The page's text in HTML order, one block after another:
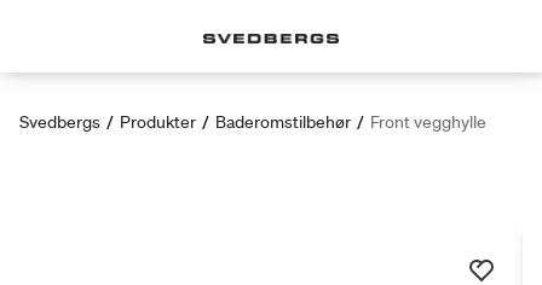
Svedbergs / Produkter / Baderomstilbehør / Front vegghylle